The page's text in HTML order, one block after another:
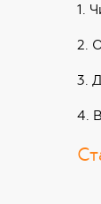
1.
2.
3.
4.